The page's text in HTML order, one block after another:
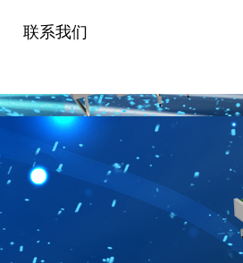
联系我们